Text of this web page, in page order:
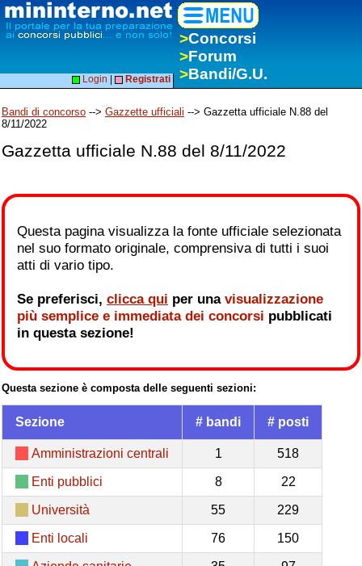
>Concorsi
>Forum
>Bandi/G.U.
Login Registrati
Bandi di concorso --> Gazzette ufficiali --> Gazzetta ufficiale N.88 del
8/11/2022
Gazzetta ufficiale N.88 del 8/11/2022
Questa pagina visualizza la fonte ufficiale selezionata
nel suo formato originale, comprensiva di tutti i suoi
atti di vario tipo.
Se preferisci, clicca qui per una visualizzazione
più semplice e immediata dei concorsi pubblicati
in questa sezione!
Questa sezione è composta delle seguenti sezioni:
Sezione # bandi # posti
Amministrazioni centrali 1 518
Enti pubblici 8 22
Università 55 229
Enti locali 76 150